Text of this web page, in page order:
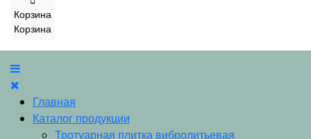
Корзина
Корзина
Главная
Каталог продукции
Тротуарная плитка вибролитьевая